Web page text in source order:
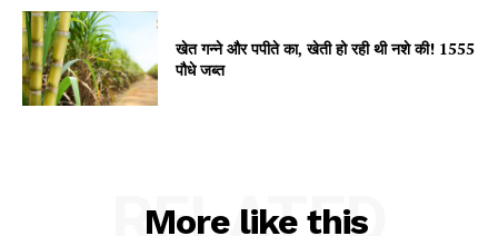
खेत गन्ने और पपीते का, खेती हो रही थी नशे की! 1555
पौधे जब्त
More like this